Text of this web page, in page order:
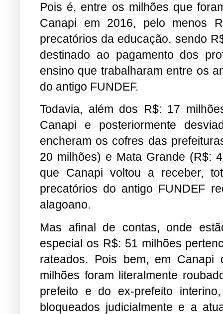
Pois é, entre os milhões que
Canapi em 2016, pelo menos
precatórios da educação, sendo
destinado ao pagamento dos
ensino que trabalharam entre os
do antigo FUNDEF.
Todavia, além dos R$: 17
Canapi e posteriormente
encheram os cofres das
20 milhões) e Mata Grande (R$:
que Canapi voltou a receber,
precatórios do antigo FUNDEF
alagoano.
Mas afinal de contas, onde
especial os R$: 51 milhões
rateados. Pois bem, em
milhões foram literalmente
prefeito e do ex-prefeito
bloqueados judicialmente e a